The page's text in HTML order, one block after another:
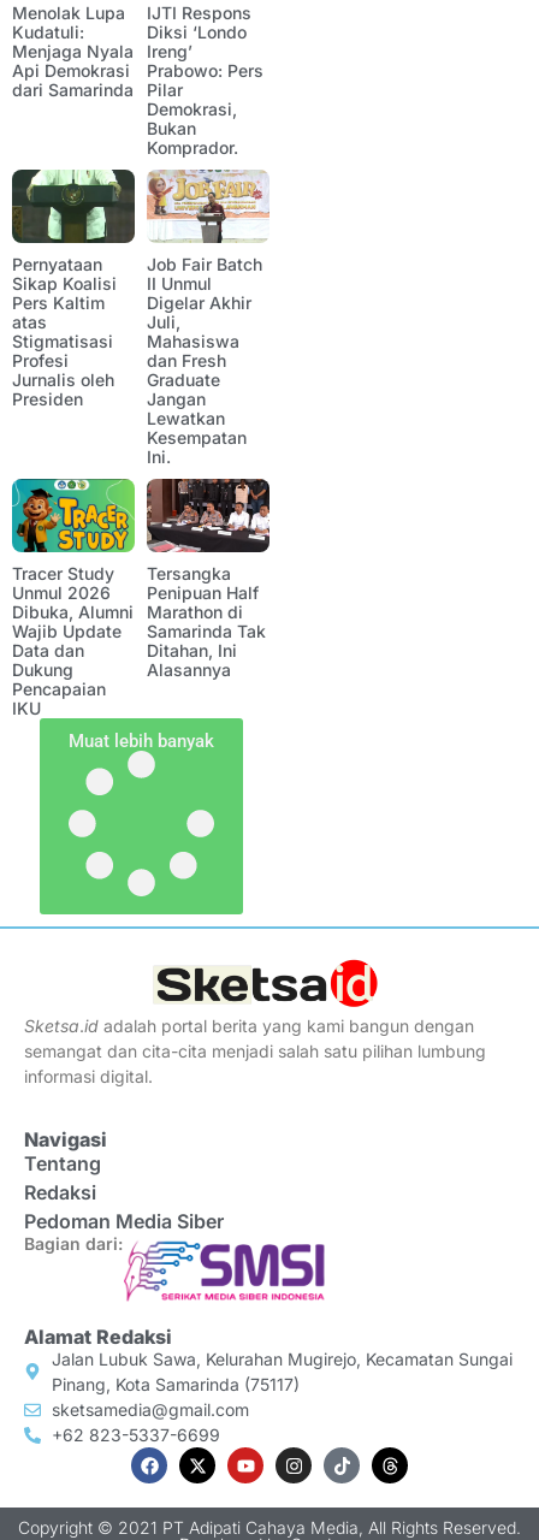
Menolak Lupa
Kudatuli:
Menjaga Nyala
Api Demokrasi
dari Samarinda
IJTI Respons
Diksi ‘Londo
Ireng’
Prabowo: Pers
Pilar
Demokrasi,
Bukan
Komprador.
Pernyataan
Sikap Koalisi
Pers Kaltim
atas
Stigmatisasi
Profesi
Jurnalis oleh
Presiden
Job Fair Batch
II Unmul
Digelar Akhir
Juli,
Mahasiswa
dan Fresh
Graduate
Jangan
Lewatkan
Kesempatan
Ini.
Tracer Study
Unmul 2026
Dibuka, Alumni
Wajib Update
Data dan
Dukung
Pencapaian
IKU
Tersangka
Penipuan Half
Marathon di
Samarinda Tak
Ditahan, Ini
Alasannya
Muat lebih banyak
Sketsa.id adalah portal berita yang kami bangun dengan
semangat dan cita-cita menjadi salah satu pilihan lumbung
informasi digital.
Navigasi
Tentang
Redaksi
Pedoman Media Siber
Bagian dari:
Alamat Redaksi
Jalan Lubuk Sawa, Kelurahan Mugirejo, Kecamatan Sungai
Pinang, Kota Samarinda (75117)
sketsamedia@gmail.com
+62 823-5337-6699
Copyright © 2021 PT Adipati Cahaya Media, All Rights Reserved.